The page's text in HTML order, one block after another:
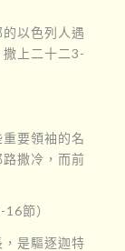
以色列人遇
上二十二3-
要領袖的名
撒冷，而前
節）
，是驅逐迦特